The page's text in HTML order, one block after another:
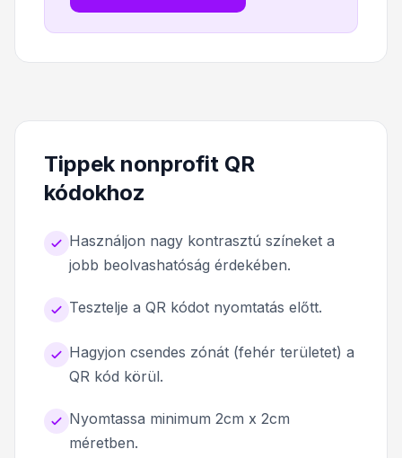
Tippek nonprofit QR
kódokhoz
Használjon nagy kontrasztú színeket a
jobb beolvashatóság érdekében.
Tesztelje a QR kódot nyomtatás előtt.
Hagyjon csendes zónát (fehér területet) a
QR kód körül.
Nyomtassa minimum 2cm x 2cm
méretben.